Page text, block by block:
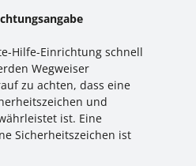
Hilfe-Einrichtung schnell
Wegweiser
zu achten, dass eine
und
ist. Eine
Sicherheitszeichen ist